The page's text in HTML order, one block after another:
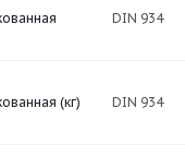
DIN 934
(кг) DIN 934